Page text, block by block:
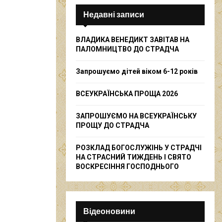
r
:
E
A
Недавні записи
ВЛАДИКА ВЕНЕДИКТ ЗАВІТАВ НА
ПАЛОМНИЦТВО ДО СТРАДЧА
Запрошуємо дітей віком 6-12 років
ВСЕУКРАЇНСЬКА ПРОЩА 2026
ЗАПРОШУЄМО НА ВСЕУКРАЇНСЬКУ
ПРОЩУ ДО СТРАДЧА
РОЗКЛАД БОГОСЛУЖІНЬ У СТРАДЧІ
НА СТРАСНИЙ ТИЖДЕНЬ І СВЯТО
ВОСКРЕСІННЯ ГОСПОДНЬОГО
Відеоновини